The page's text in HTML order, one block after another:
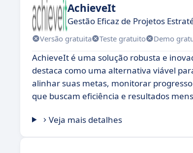
AchieveIt
Gestão Eficaz de Projetos
Versão gratuita Teste gratuito Demo
AchieveIt é uma solução robusta e
destaca como uma alternativa viável
alinhar suas metas, monitorar
que buscam eficiência e resultados
Veja mais detalhes